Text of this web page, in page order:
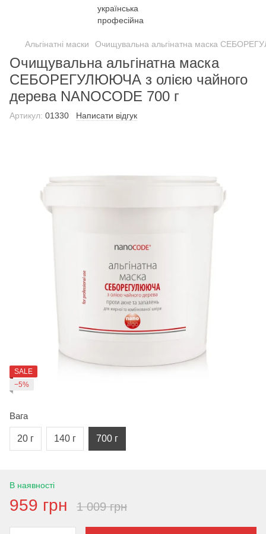
Альгінатні маски Очищувальна альгінатна маска
Очищувальна альгінатна маска
СЕБОРЕГУЛЮЮЧА з олією чайного
дерева NANOCODE 700 г
Артикул: 01330 Написати відгук
SALE
−5%
Вага
20 г 140 г 700 г
В наявності
959 грн 1 009 грн